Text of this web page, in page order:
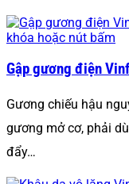
Gập gương điện
Gương chiếu hậu
gương mở cơ, phải
đẩy…